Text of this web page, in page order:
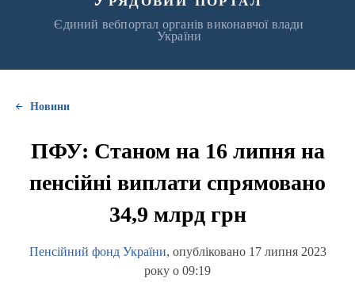
Єдиний вебпортал органів виконавчої влади
України
Новини
ПФУ: Станом на 16 липня на
пенсійні виплати спрямовано
34,9 млрд грн
Пенсійний фонд України, опубліковано 17 липня 2023
року о 09:19